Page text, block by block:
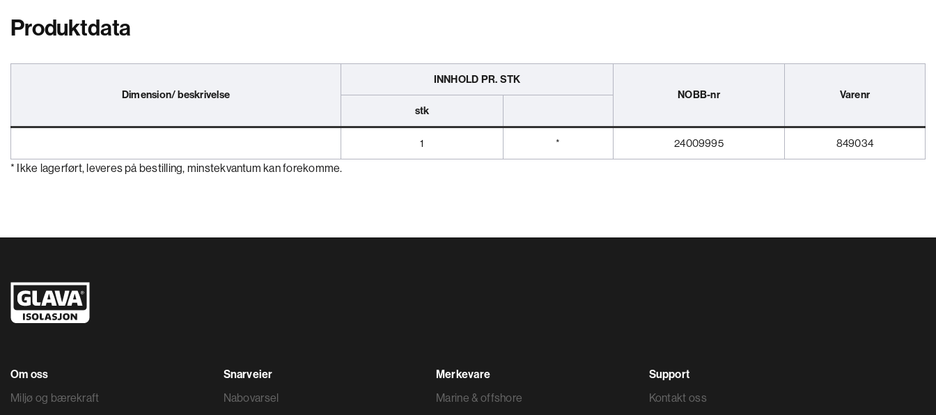
Produktdata
Dimension/ beskrivelse
INNHOLD PR. STK
NOBB-nr
Varenr
stk
1 * 24009995 849034
* Ikke lagerført, leveres på bestilling, minstekvantum kan forekomme.
Om oss
Miljø og bærekraft
Snarveier
Nabovarsel
Merkevare
Marine & offshore
Support
Kontakt oss